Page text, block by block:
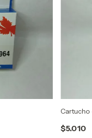
Cartucho
$5.010